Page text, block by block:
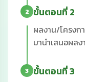
2 ขั้นตอนที่ 2
ผลงาน/โครงก
มานำเสนอผล
3 ขั้นตอนที่ 3